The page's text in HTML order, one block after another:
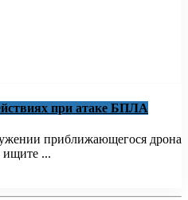
при атаке БПЛА
приближающегося дрона
ищите ...